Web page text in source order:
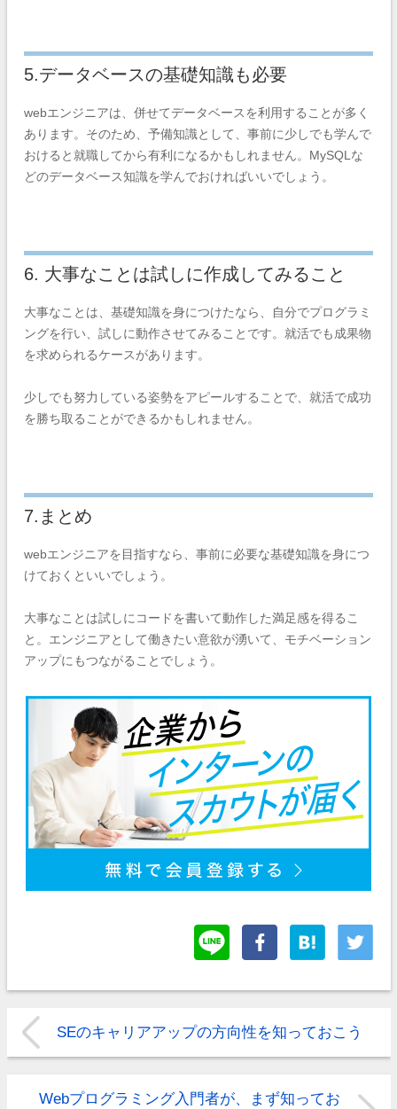
5.データベースの基礎知識も必要
webエンジニアは、併せてデータベースを利用することが多く
あります。そのため、予備知識として、事前に少しでも学んで
おけると就職してから有利になるかもしれません。 MySQLな
どのデータベース知識を学んでおければいいでしょう。
6. 大事なことは試しに作成してみること
大事なことは、基礎知識を身につけたなら、自分でプログラミ
ングを行い、試しに動作させてみることです。就活でも成果物
を求められるケースがあります。
少しでも努力している姿勢をアピールすることで、就活で成功
を勝ち取ることができるかもしれません。
7.まとめ
webエンジニアを目指すなら、事前に必要な基礎知識を身につ
けておくといいでしょう。
大事なことは試しにコードを書いて動作した満足感を得るこ
と。エンジニアとして働きたい意欲が湧いて、モチベーション
アップにもつながることでしょう。
SEのキャリアアップの方向性を知っておこう
Webプログラミング入門者が、まず知ってお